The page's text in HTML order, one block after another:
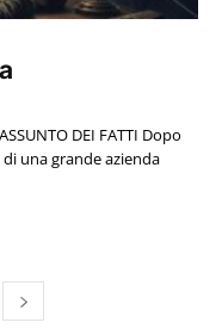
DEI FATTI Dopo
una grande azienda